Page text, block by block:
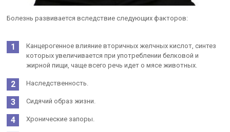
Болезнь развивается вследствие следующих факторов:
Канцерогенное влияние вторичных желчных кислот, синтез
которых увеличивается при употреблении белковой и
жирной пищи, чаще всего речь идет о мясе животных.
Наследственность.
Сидячий образ жизни.
Хронические запоры.